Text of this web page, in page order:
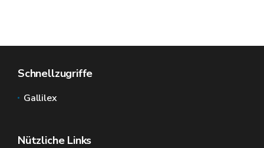
Schnellzugriffe
Gallilex
Nützliche Links